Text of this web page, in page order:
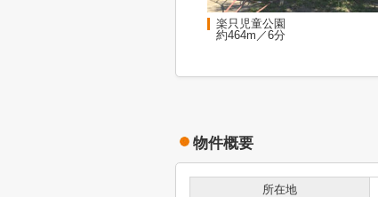
楽只児童公園
約464m／6分
物件概要
所在地